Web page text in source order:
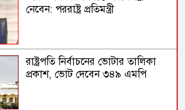
নেবেন: পররাষ্ট্র প্রতিমন্ত্রী
রাষ্ট্রপতি নির্বাচনের ভোটার তালিকা
প্রকাশ, ভোট দেবেন ৩৪৯ এমপি